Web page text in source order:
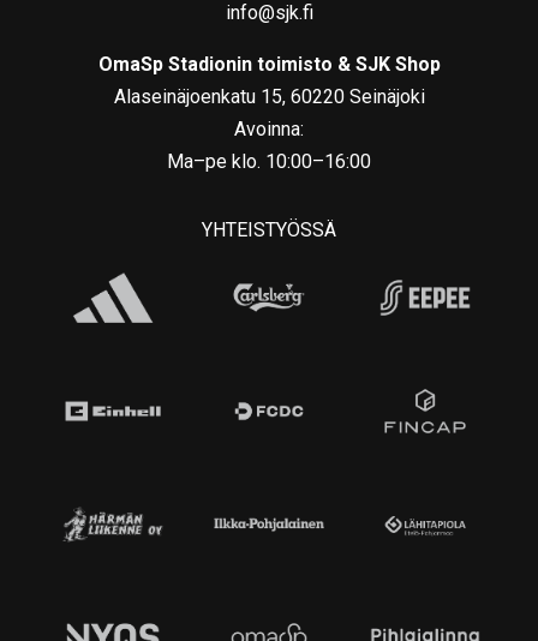
info@sjk.fi
OmaSp Stadionin toimisto & SJK Shop
Alaseinäjoenkatu 15, 60220 Seinäjoki
Avoinna:
Ma–pe klo. 10:00–16:00
YHTEISTYÖSSÄ